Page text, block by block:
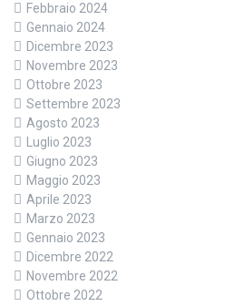
Febbraio 2024
Gennaio 2024
Dicembre 2023
Novembre 2023
Ottobre 2023
Settembre 2023
Agosto 2023
Luglio 2023
Giugno 2023
Maggio 2023
Aprile 2023
Marzo 2023
Gennaio 2023
Dicembre 2022
Novembre 2022
Ottobre 2022